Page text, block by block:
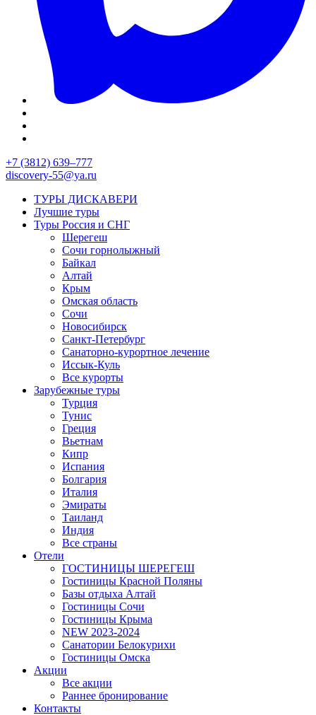
+7 (3812) 639–777
discovery-55@ya.ru
ТУРЫ ДИСКАВЕРИ
Лучшие туры
Туры Россия и СНГ
Шерегеш
Сочи горнолыжный
Байкал
Алтай
Крым
Омская область
Сочи
Новосибирск
Санкт-Петербург
Санаторно-курортное лечение
Иссык-Куль
Все курорты
Зарубежные туры
Турция
Тунис
Греция
Вьетнам
Кипр
Испания
Болгария
Италия
Эмираты
Таиланд
Индия
Все страны
Отели
ГОСТИНИЦЫ ШЕРЕГЕШ
Гостиницы Красной Поляны
Базы отдыха Алтай
Гостиницы Сочи
Гостиницы Крыма
NEW 2023-2024
Санатории Белокурихи
Гостиницы Омска
Акции
Все акции
Раннее бронирование
Контакты